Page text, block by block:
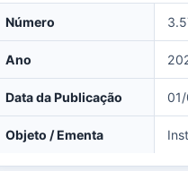
Número
Ano
Data da Publicação
Objeto / Ementa